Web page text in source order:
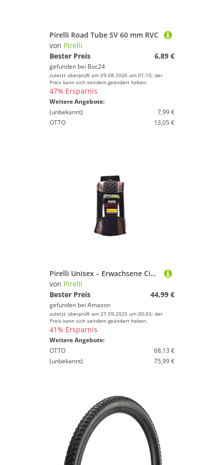
Pirelli Road Tube SV 60 mm RVC
von Pirelli
Bester Preis
6,89 €
gefunden bei Boc24
zuletzt überprüft am 09.08.2026 um 01:10; der
Preis kann sich seitdem geändert haben.
47% Ersparnis
Weitere Angebote:
(unbekannt)
7,99 €
OTTO
13,05 €
Pirelli Unisex – Erwachsene Cinturato Reife, Black, 40-622
von Pirelli
Bester Preis
44,99 €
gefunden bei Amazon
zuletzt überprüft am 27.09.2025 um 00:03; der
Preis kann sich seitdem geändert haben.
41% Ersparnis
Weitere Angebote:
OTTO
68,13 €
(unbekannt)
75,99 €